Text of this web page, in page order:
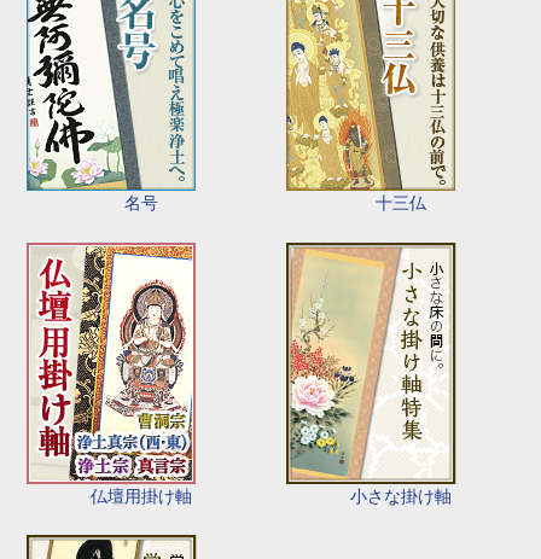
名号 十三仏
仏壇用掛け軸 小さな掛け軸